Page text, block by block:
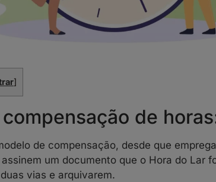
]
compensação de
de compensação, desde que
um documento que o Hora do Lar
vias e arquivarem.